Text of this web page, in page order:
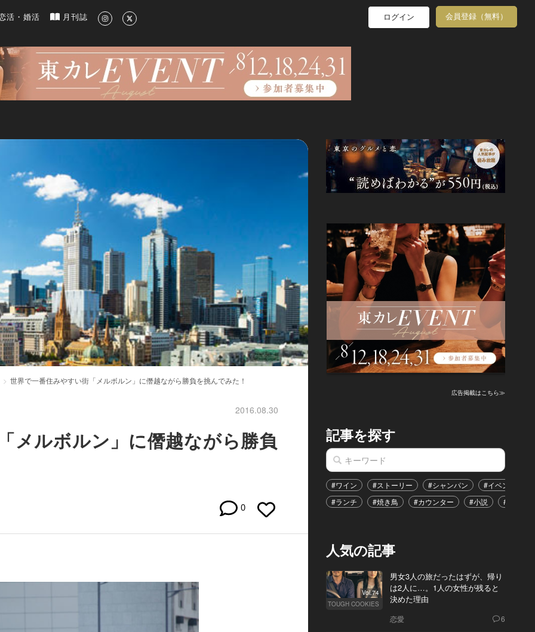
ルメ、洗練されたライフスタイル情報
活・婚活 月刊誌 ログイン 会員登録（無料）
世界で一番住みやすい街「メルボルン」に僭越ながら勝負を挑んでみた！
2016.08.30
メルボルン」に僭越ながら勝負
0
広告掲載はこちら≫
記事を探す
#ワイン #ストーリー #シャンパン #イベント
#ランチ
#焼き鳥 #カウンター #小説 #恋愛
人気の記事
Vol.74
TOUGH COOKIES
男女3人の旅だったはずが、帰り
は2人に…。1人の女性が残ると
決めた理由
恋愛 6